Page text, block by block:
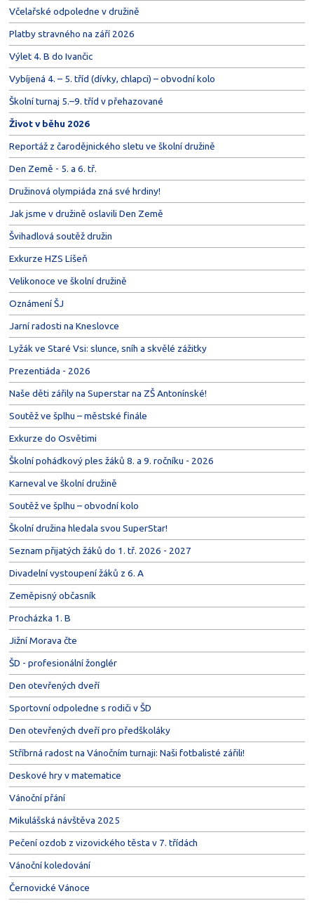
Včelařské odpoledne v družině
Platby stravného na září 2026
Výlet 4. B do Ivančic
Vybíjená 4. – 5. tříd (dívky, chlapci) – obvodní kolo
Školní turnaj 5.–9. tříd v přehazované
Život v běhu 2026
Reportáž z čarodějnického sletu ve školní družině
Den Země - 5. a 6. tř.
Družinová olympiáda zná své hrdiny!
Jak jsme v družině oslavili Den Země
Švihadlová soutěž družin
Exkurze HZS Líšeň
Velikonoce ve školní družině
Oznámení ŠJ
Jarní radosti na Kneslovce
Lyžák ve Staré Vsi: slunce, sníh a skvělé zážitky
Prezentiáda - 2026
Naše děti zářily na Superstar na ZŠ Antonínské!
Soutěž ve šplhu – městské finále
Exkurze do Osvětimi
Školní pohádkový ples žáků 8. a 9. ročníku - 2026
Karneval ve školní družině
Soutěž ve šplhu – obvodní kolo
Školní družina hledala svou SuperStar!
Seznam přijatých žáků do 1. tř. 2026 - 2027
Divadelní vystoupení žáků z 6. A
Zeměpisný občasník
Procházka 1. B
Jižní Morava čte
ŠD - profesionální žonglér
Den otevřených dveří
Sportovní odpoledne s rodiči v ŠD
Den otevřených dveří pro předškoláky
Stříbrná radost na Vánočním turnaji: Naši fotbalisté zářili!
Deskové hry v matematice
Vánoční přání
Mikulášská návštěva 2025
Pečení ozdob z vizovického těsta v 7. třídách
Vánoční koledování
Černovické Vánoce